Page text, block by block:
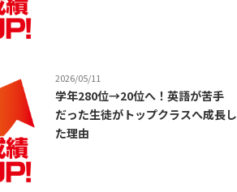
2026/05/11
学年280位→20位へ！英語が苦手
だった生徒がトップクラスへ成長し
た理由